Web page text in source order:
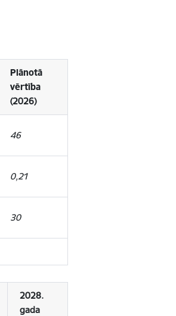
Plānotā
vērtība
(2026)
46
0,21
30
2028.
gada